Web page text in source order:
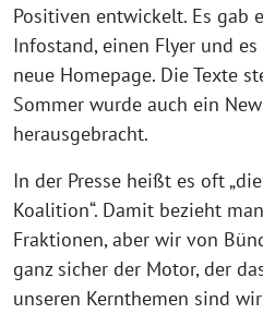
Positiven entwickelt. Es gab
Infostand, einen Flyer und
neue Homepage. Die Texte
Sommer wurde auch ein
herausgebracht.
In der Presse heißt es oft
Koalition“. Damit bezieht
Fraktionen, aber wir von
ganz sicher der Motor, der
unseren Kernthemen sind